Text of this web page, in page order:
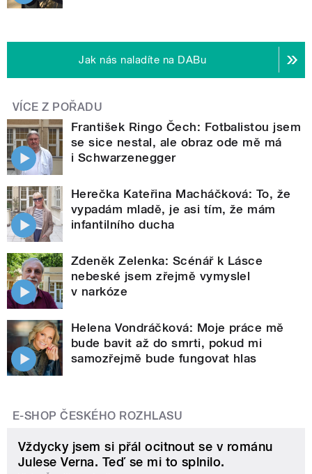
Jak nás naladíte na DABu
VÍCE Z POŘADU
František Ringo Čech: Fotbalistou jsem
se sice nestal, ale obraz ode mě má
i Schwarzenegger
Herečka Kateřina Macháčková: To, že
vypadám mladě, je asi tím, že mám
infantilního ducha
Zdeněk Zelenka: Scénář k Lásce
nebeské jsem zřejmě vymyslel
v narkóze
Helena Vondráčková: Moje práce mě
bude bavit až do smrti, pokud mi
samozřejmě bude fungovat hlas
E-SHOP ČESKÉHO ROZHLASU
Vždycky jsem si přál ocitnout se v románu
Julese Verna. Teď se mi to splnilo.